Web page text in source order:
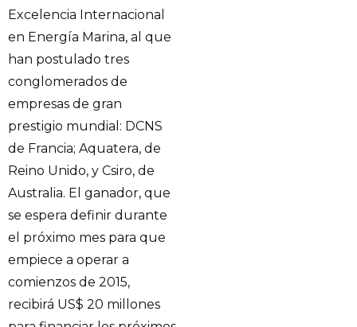
Excelencia Internacional
en Energía Marina, al que
han postulado tres
conglomerados de
empresas de gran
prestigio mundial: DCNS
de Francia; Aquatera, de
Reino Unido, y Csiro, de
Australia. El ganador, que
se espera definir durante
el próximo mes para que
empiece a operar a
comienzos de 2015,
recibirá US$ 20 millones